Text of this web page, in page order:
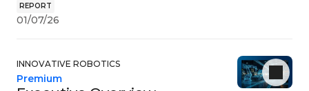
REPORT
01/07/26
INNOVATIVE ROBOTICS
Premium